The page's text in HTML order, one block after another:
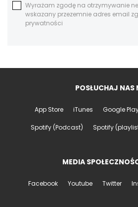
Wyrażam zgodę na otrzymywanie
wskazany przezemnie adres email
prywatności
POSŁUCHAJ NAS
App Store iTunes Google
Spotify (Podcast) Spotify
MEDIA
Facebook Youtube Twitter